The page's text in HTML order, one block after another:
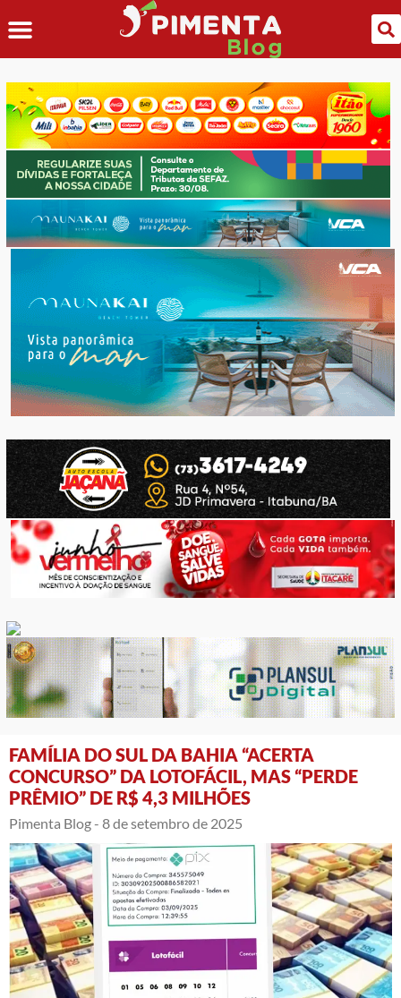
FAMÍLIA DO SUL DA BAHIA “ACERTA
CONCURSO” DA LOTOFÁCIL, MAS “PERDE
PRÊMIO” DE R$ 4,3 MILHÕES
Pimenta Blog - 8 de setembro de 2025